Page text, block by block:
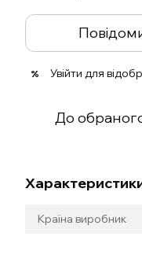
% Увійти для
До
Країна виробник